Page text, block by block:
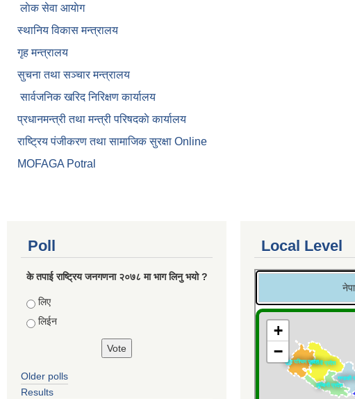
लाेक सेवा आयाेग
स्थानिय विकास मन्त्रालय
गृह मन्त्रालय
सुचना तथा सञ्चार मन्त्रालय
सार्वजनिक खरिद निरिक्षण कार्यालय
प्रधानमन्त्री तथा मन्त्री परिषदकाे कार्यालय
राष्ट्रिय पंजीकरण तथा सामाजिक सुरक्षा Online
MOFAGA Potral
Poll
के तपाई राष्ट्रिय जनगणना २०७८ मा भाग लिनु भयो ?
Choices
लिए
लिईन
Older polls
Results
Local Level